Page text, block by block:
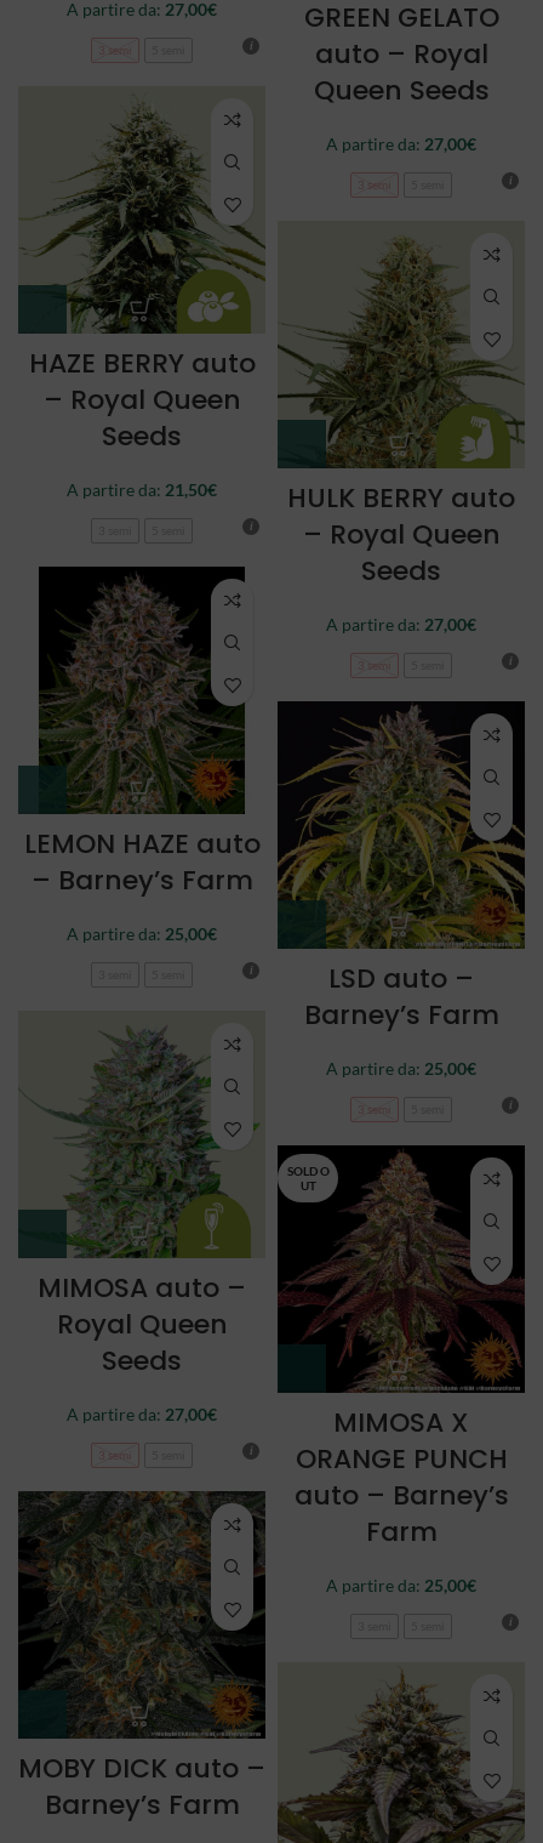
A partire da: 27,00€
3 semi
GREEN GELATO
auto – Royal
Queen Seeds
A partire da: 27,00€
3 semi
HAZE BERRY auto
– Royal Queen
Seeds
A partire da: 21,50€
HULK BERRY auto
– Royal Queen
Seeds
A partire da: 27,00€
3 semi
LEMON HAZE auto
– Barney’s Farm
A partire da: 25,00€
LSD auto –
Barney’s Farm
A partire da: 25,00€
3 semi
MIMOSA auto –
Royal Queen
Seeds
A partire da: 27,00€
3 semi
SOLD O
UT
MIMOSA X
ORANGE PUNCH
auto – Barney’s
Farm
A partire da: 25,00€
MOBY DICK auto –
Barney’s Farm